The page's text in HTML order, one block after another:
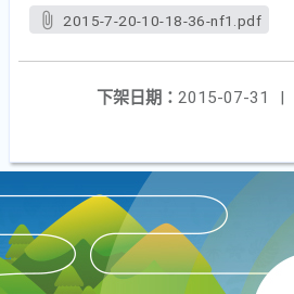
2015-7-20-10-18-36-nf1.pdf
下架日期： 2015-07-31
|